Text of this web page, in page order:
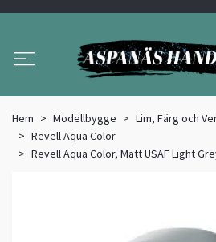
Hem Modellbygge
Lim, Färg och
Revell Aqua Color
Revell Aqua Color, Matt USAF Light